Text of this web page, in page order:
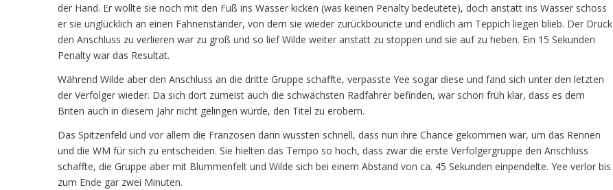
der Hand. Er wollte sie noch mit den Fuß ins Wasser kicken (was keinen Penalty bedeutete), doch anstatt ins Wasser schoss
er sie unglücklich an einen Fahnenständer, von dem sie wieder zurückbouncte und endlich am Teppich liegen blieb. Der Druck
den Anschluss zu verlieren war zu groß und so lief Wilde weiter anstatt zu stoppen und sie auf zu heben. Ein 15 Sekunden
Penalty war das Resultat.
Während Wilde aber den Anschluss an die dritte Gruppe schaffte, verpasste Yee sogar diese und fand sich unter den letzten
der Verfolger wieder. Da sich dort zumeist auch die schwächsten Radfahrer befinden, war schon früh klar, dass es dem
Briten auch in diesem Jahr nicht gelingen würde, den Titel zu erobern.
Das Spitzenfeld und vor allem die Franzosen darin wussten schnell, dass nun ihre Chance gekommen war, um das Rennen
und die WM für sich zu entscheiden. Sie hielten das Tempo so hoch, dass zwar die erste Verfolgergruppe den Anschluss
schaffte, die Gruppe aber mit Blummenfelt und Wilde sich bei einem Abstand von ca. 45 Sekunden einpendelte. Yee verlor bis
zum Ende gar zwei Minuten.